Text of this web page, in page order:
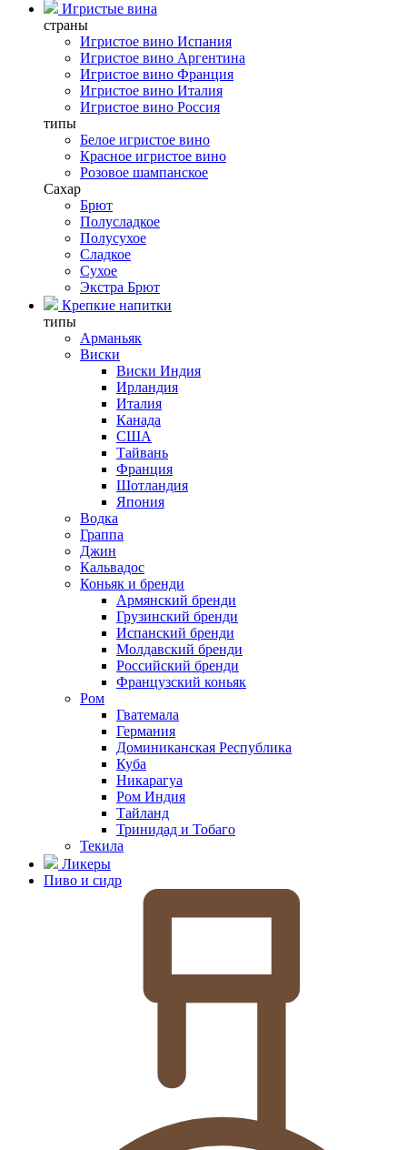
Игристые вина
страны
Игристое вино Испания
Игристое вино Аргентина
Игристое вино Франция
Игристое вино Италия
Игристое вино Россия
типы
Белое игристое вино
Красное игристое вино
Розовое шампанское
Сахар
Брют
Полусладкое
Полусухое
Сладкое
Сухое
Экстра Брют
Крепкие напитки
типы
Арманьяк
Виски
Виски Индия
Ирландия
Италия
Канада
США
Тайвань
Франция
Шотландия
Япония
Водка
Граппа
Джин
Кальвадос
Коньяк и бренди
Армянский бренди
Грузинский бренди
Испанский бренди
Молдавский бренди
Российский бренди
Французский коньяк
Ром
Гватемала
Германия
Доминиканская Республика
Куба
Никарагуа
Ром Индия
Тайланд
Тринидад и Тобаго
Текила
Ликеры
Пиво и сидр